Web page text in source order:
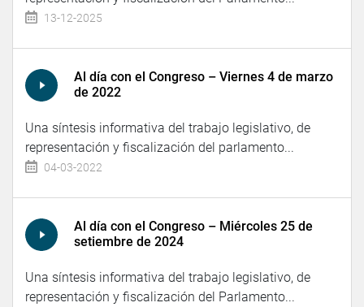
13-12-2025
Al día con el Congreso – Viernes 4 de marzo
de 2022
Una síntesis informativa del trabajo legislativo, de
representación y fiscalización del parlamento...
04-03-2022
Al día con el Congreso – Miércoles 25 de
setiembre de 2024
Una síntesis informativa del trabajo legislativo, de
representación y fiscalización del Parlamento...